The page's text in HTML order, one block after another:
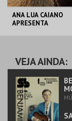
ANA LUA CAIANO
APRESENTA
MAIS INFO
COMPRAR
VEJA AINDA: